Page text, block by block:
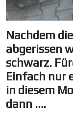
Nachdem
abgerissen
schwarz.
Einfach nur
in diesem
dann ….